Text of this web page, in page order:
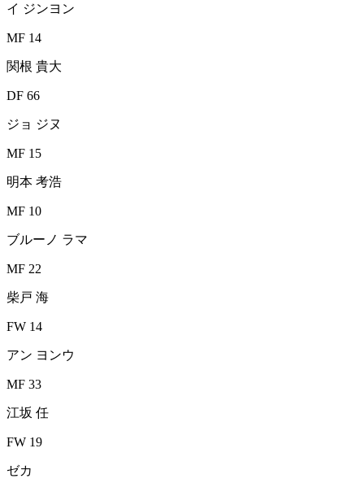
イ ジンヨン
MF 14
関根 貴大
DF 66
ジョ ジヌ
MF 15
明本 考浩
MF 10
ブルーノ ラマ
MF 22
柴戸 海
FW 14
アン ヨンウ
MF 33
江坂 任
FW 19
ゼカ